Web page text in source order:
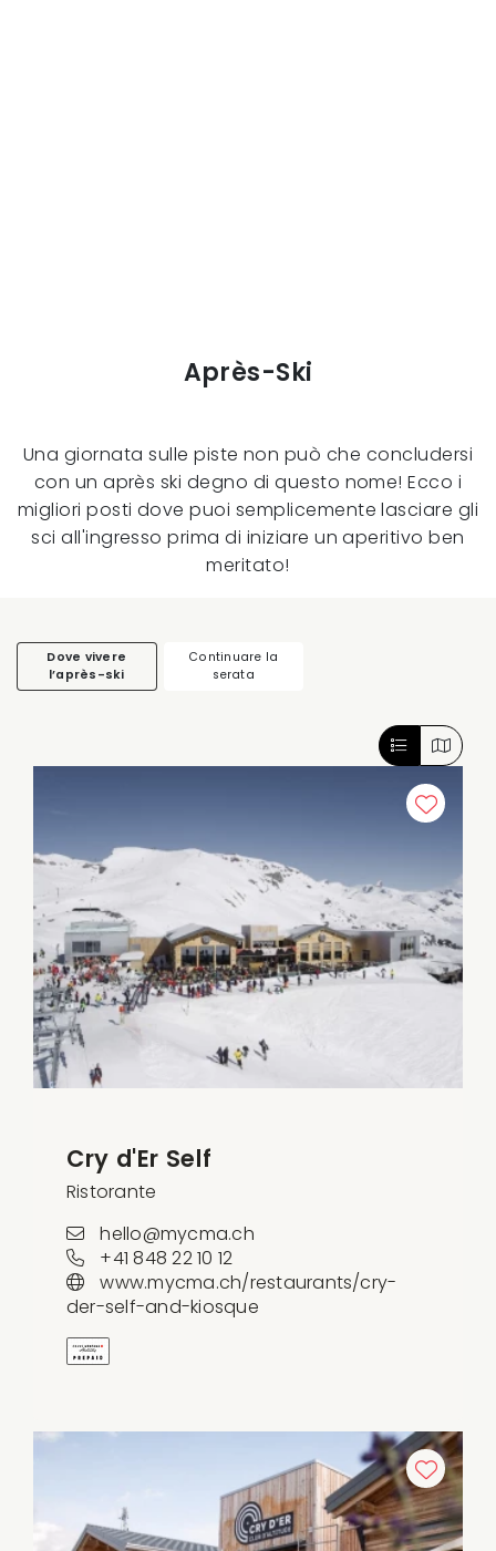
Après-Ski
Una giornata sulle piste non può che concludersi
con un après ski degno di questo nome! Ecco i
migliori posti dove puoi semplicemente lasciare gli
sci all'ingresso prima di iniziare un aperitivo ben
meritato!
Dove vivere
l’après-ski
Continuare la
serata
Cry d'Er Self
Ristorante
hello@mycma.ch
+41 848 22 10 12
www.mycma.ch/restaurants/cry-
der-self-and-kiosque